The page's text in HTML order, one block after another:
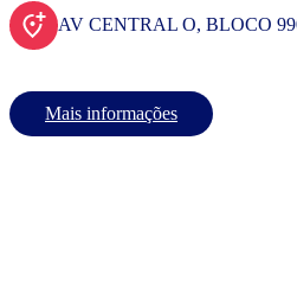
AV CENTRAL O, BLOCO
Mais informações